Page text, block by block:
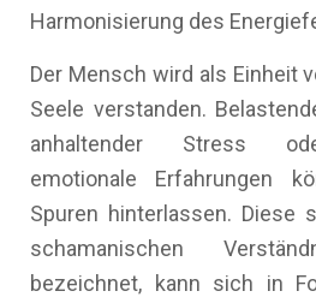
Harmonisierung des
Der Mensch wird als Einheit
Seele verstanden.
anhaltender Stress
emotionale Erfahrungen
Spuren hinterlassen. Diese
schamanischen
bezeichnet, kann sich in